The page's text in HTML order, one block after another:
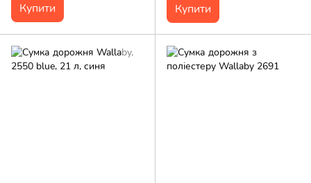
Купити Купити